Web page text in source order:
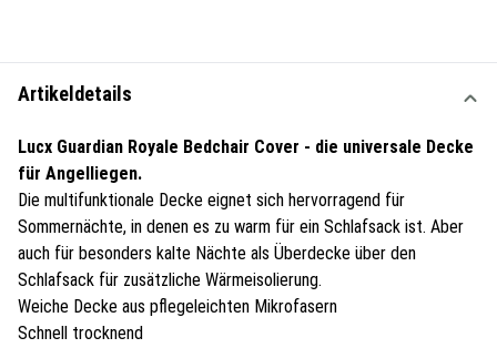
Artikeldetails
Lucx Guardian Royale Bedchair Cover - die universale Decke
für Angelliegen.
Die multifunktionale Decke eignet sich hervorragend für
Sommernächte, in denen es zu warm für ein Schlafsack ist. Aber
auch für besonders kalte Nächte als Überdecke über den
Schlafsack für zusätzliche Wärmeisolierung.
Weiche Decke aus pflegeleichten Mikrofasern
Schnell trocknend